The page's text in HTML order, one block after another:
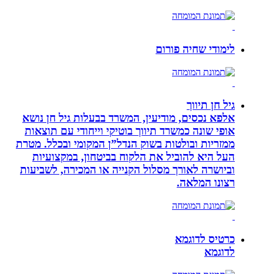
לימודי שחיה פורום
גיל חן תיווך
אלפא נכסים, מודיעין, המשרד בבעלות גיל חן נושא
אופי שונה כמשרד תיווך בוטיקי וייחודי עם תוצאות
ממזריות ובולטות בשוק הנדל”ן המקומי ובכלל. מטרת
העל היא להוביל את הלקוח בביטחון, במקצועיות
וביושרה לאורך מסלול הקנייה או המכירה, לשביעות
רצונו המלאה.
כרטיס לדוגמא
לדוגמא